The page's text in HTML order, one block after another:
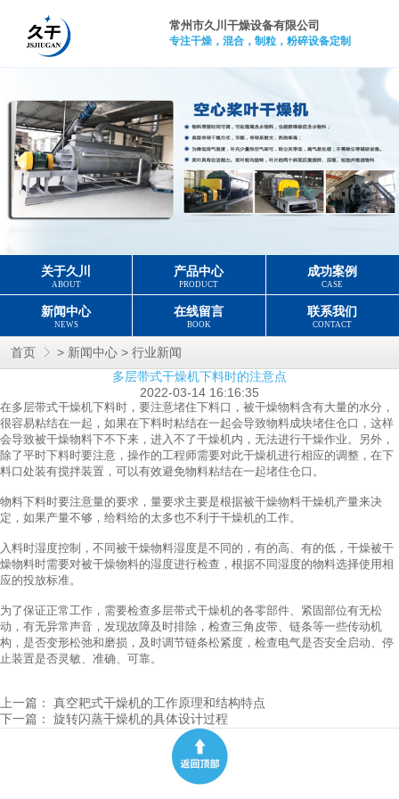
常州市久川干燥设备有限公司
专注干燥，混合，制粒，粉碎设备定制
关于久川
ABOUT
产品中心
PRODUCT
成功案例
CASE
新闻中心
NEWS
在线留言
BOOK
联系我们
CONTACT
首页 > 新闻中心 > 行业新闻
多层带式干燥机下料时的注意点
2022-03-14 16:16:35
在多层带式干燥机下料时，要注意堵住下料口，被干燥物料含有大量的水分，
很容易粘结在一起，如果在下料时粘结在一起会导致物料成块堵住仓口，这样
会导致被干燥物料下不下来，进入不了干燥机内，无法进行干燥作业。另外，
除了平时下料时要注意，操作的工程师需要对此干燥机进行相应的调整，在下
料口处装有搅拌装置，可以有效避免物料粘结在一起堵住仓口。
物料下料时要注意量的要求，量要求主要是根据被干燥物料干燥机产量来决
定，如果产量不够，给料给的太多也不利于干燥机的工作。
入料时湿度控制，不同被干燥物料湿度是不同的，有的高、有的低，干燥被干
燥物料时需要对被干燥物料的湿度进行检查，根据不同湿度的物料选择使用相
应的投放标准。
为了保证正常工作，需要检查多层带式干燥机的各零部件、紧固部位有无松
动，有无异常声音，发现故障及时排除，检查三角皮带、链条等一些传动机
构，是否变形松弛和磨损，及时调节链条松紧度，检查电气是否安全启动、停
止装置是否灵敏、准确、可靠。
上一篇： 真空耙式干燥机的工作原理和结构特点
下一篇： 旋转闪蒸干燥机的具体设计过程